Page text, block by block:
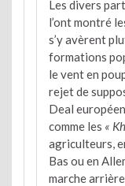
Les divers
l’ont montré
s’y avèrent
formations
le vent en
rejet de
Deal
comme les «
agriculteurs,
Bas ou en
marche